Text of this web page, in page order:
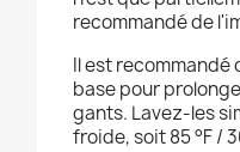
recommandé de
Il est
base pour
gants. Lavez-les
froide, soit 85 °F /